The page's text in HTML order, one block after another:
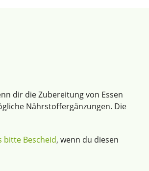
dir die Zubereitung von Essen
Nährstoffergänzungen. Die
bitte Bescheid, wenn du diesen